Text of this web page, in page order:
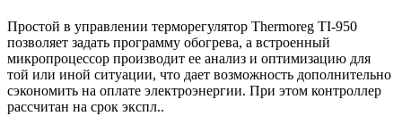
Простой в управлении терморегулятор Thermoreg TI-950
позволяет задать программу обогрева, а встроенный
микропроцессор производит ее анализ и оптимизацию для
той или иной ситуации, что дает возможность дополнительно
сэкономить на оплате электроэнергии. При этом контроллер
рассчитан на срок экспл..